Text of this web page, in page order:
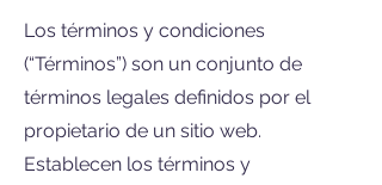
Los términos y condiciones
(“Términos”) son un conjunto de
términos legales definidos por el
propietario de un sitio web.
Establecen los términos y